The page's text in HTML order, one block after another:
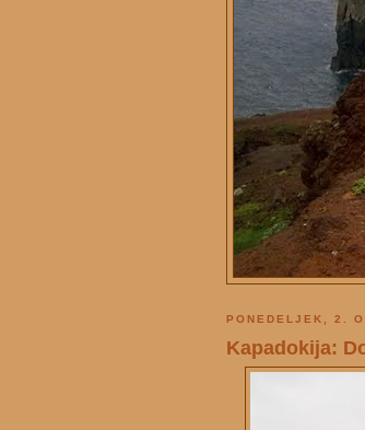
PONEDELJEK, 2.
Kapadokija: